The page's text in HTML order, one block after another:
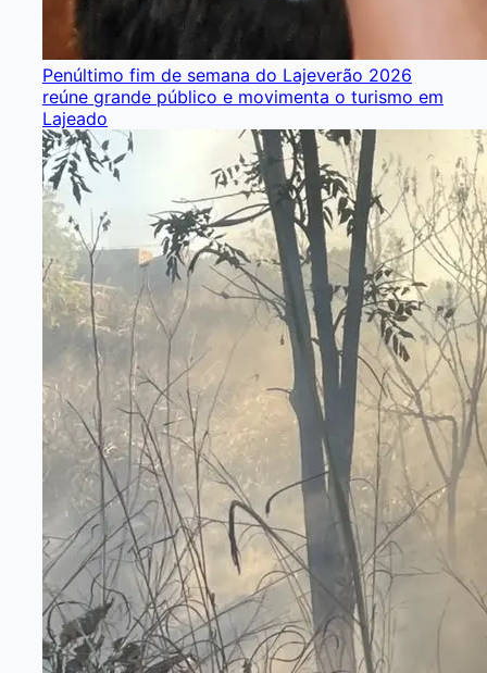
Penúltimo fim de semana do Lajeverão 2026
reúne grande público e movimenta o turismo em
Lajeado